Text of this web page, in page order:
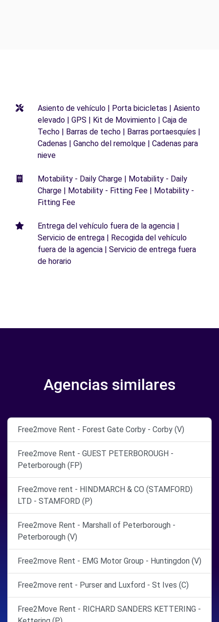
Asiento de vehículo | Porta bicicletas | Asiento
elevado | GPS | Kit de Movimiento | Caja de
Techo | Barras de techo | Barras portaesquíes |
Cadenas | Gancho del remolque | Cadenas para
nieve
Motability - Daily Charge | Motability - Daily
Charge | Motability - Fitting Fee | Motability -
Fitting Fee
Entrega del vehículo fuera de la agencia |
Servicio de entrega | Recogida del vehículo
fuera de la agencia | Servicio de entrega fuera
de horario
Agencias similares
Free2move Rent - Forest Gate Corby - Corby (V)
Free2move Rent - GUEST PETERBOROUGH -
Peterborough (FP)
Free2move rent - HINDMARCH & CO (STAMFORD)
LTD - STAMFORD (P)
Free2move Rent - Marshall of Peterborough -
Peterborough (V)
Free2move Rent - EMG Motor Group - Huntingdon (V)
Free2move rent - Purser and Luxford - St Ives (C)
Free2Move Rent - RICHARD SANDERS KETTERING -